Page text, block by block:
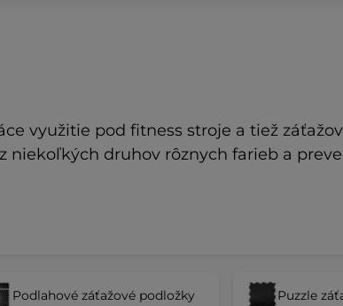
využitie pod fitness stroje a tiež
niekoľkých druhov rôznych farieb a
Podlahové záťažové podložky Puzzle